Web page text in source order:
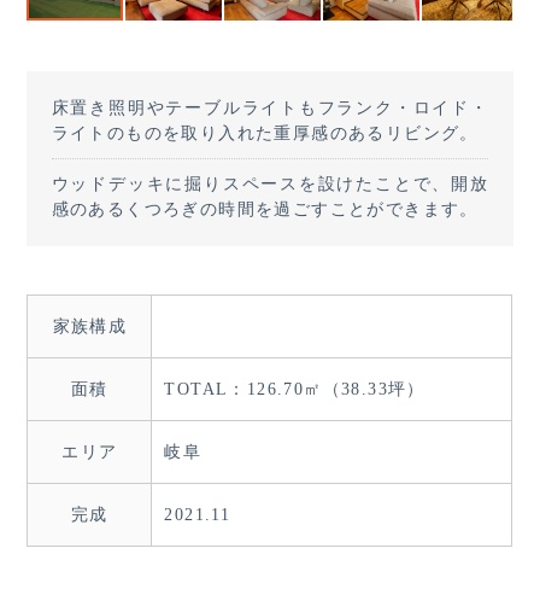
床置き照明やテーブルライトもフランク・ロイド・
ライトのものを取り入れた重厚感のあるリビング。
ウッドデッキに掘りスペースを設けたことで、開放
感のあるくつろぎの時間を過ごすことができます。
家族構成
面積 TOTAL：126.70㎡（38.33坪）
エリア 岐阜
完成 2021.11